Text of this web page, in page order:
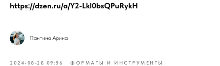
https://dzen.ru/a/Y2-Lkl0bsQPuRykH
Пантина Арина
2024-08-28 09:56 ФОРМАТЫ И ИНСТРУМЕНТЫ